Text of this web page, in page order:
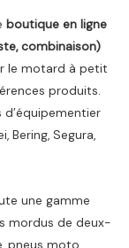
boutique en ligne
combinaison)
le motard à petit
produits.
d’équipementier
Bering, Segura,
une gamme
mordus de deux-
pneus moto,